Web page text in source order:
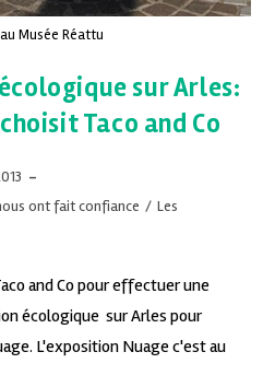
Musée Réattu
sur Arles:
Taco and Co
ont fait confiance / Les
and Co pour effectuer une
écologique sur Arles pour
L'exposition Nuage c'est au